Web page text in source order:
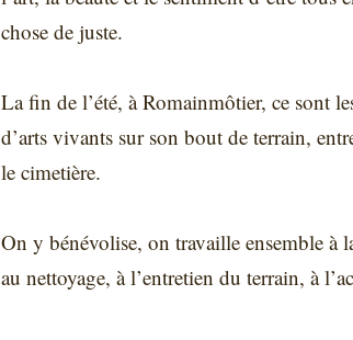
chose de juste.
La fin de l’été, à Romainmôtier, ce sont
d’arts vivants sur son bout de terrain,
le cimetière.
On y bénévolise, on travaille ensemble à
au nettoyage, à l’entretien du terrain, à